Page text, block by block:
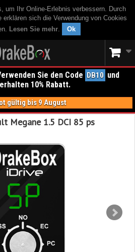
um Ihr Online-Erlebnis verbessern. Durch
sich die Verwendung von Cookies
Lesen Sie mehr. Ok
Sie den Code DB10 und
erhalten 10% Rabatt.
gültig bis 9 August
Megane 1.5 DCI 85 ps